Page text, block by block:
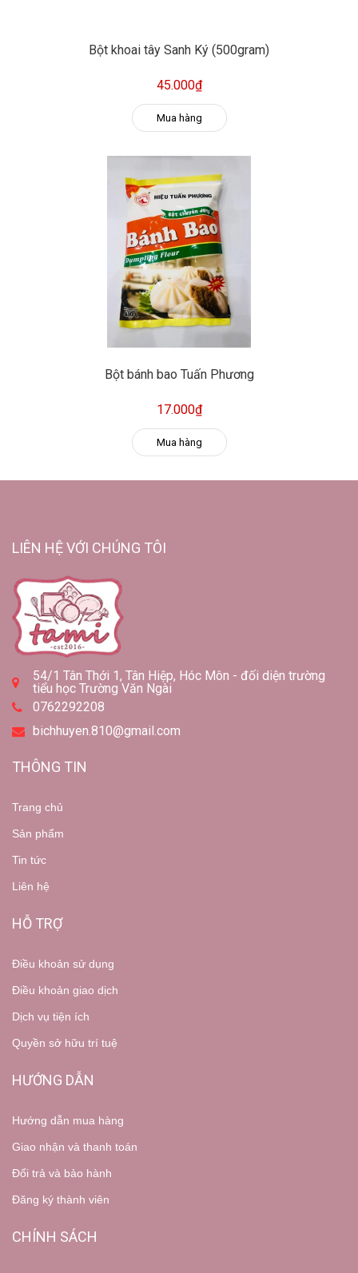
Bột khoai tây Sanh Ký (500gram)
45.000₫
Mua hàng
Bột bánh bao Tuấn Phương
17.000₫
Mua hàng
LIÊN HỆ VỚI CHÚNG TÔI
54/1 Tân Thới 1, Tân Hiệp, Hóc Môn - đối diện trường
tiểu học Trường Văn Ngài
0762292208
bichhuyen.810@gmail.com
THÔNG TIN
Trang chủ
Sản phẩm
Tin tức
Liên hệ
HỖ TRỢ
Điều khoản sử dụng
Điều khoản giao dịch
Dịch vụ tiện ích
Quyền sở hữu trí tuệ
HƯỚNG DẪN
Hướng dẫn mua hàng
Giao nhận và thanh toán
Đổi trả và bảo hành
Đăng ký thành viên
CHÍNH SÁCH